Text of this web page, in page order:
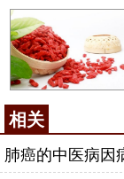
相关
肺癌的中医病因